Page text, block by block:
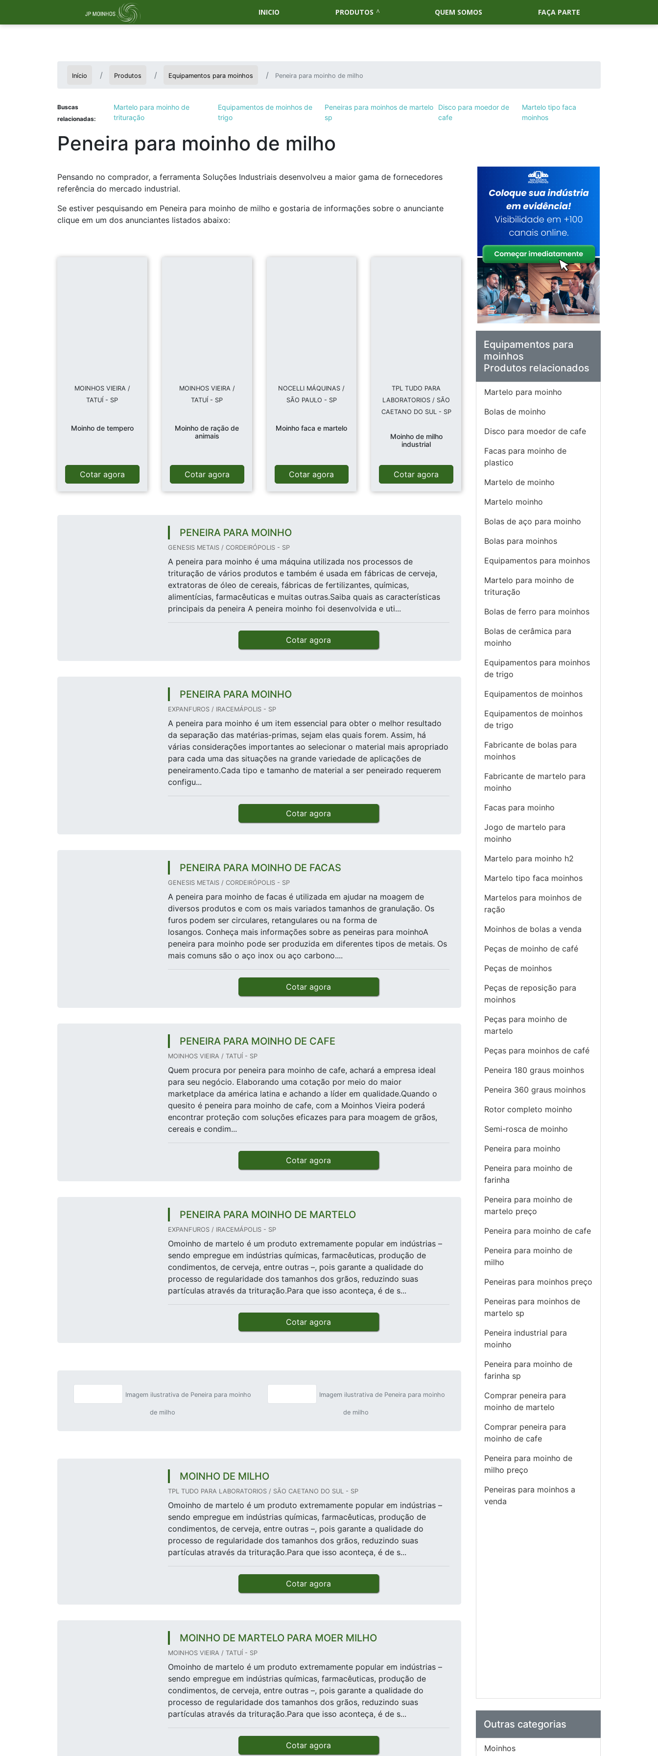
INICIO PRODUTOS QUEM SOMOS FAÇA PARTE
Início Produtos Equipamentos para moinhos Peneira para moinho de milho
Buscas
relacionadas:
Martelo para moinho de
trituração
Equipamentos de moinhos de
trigo
Peneiras para moinhos de martelo
sp
Disco para moedor de
cafe
Martelo tipo faca
moinhos
Peneira para moinho de milho
Pensando no comprador, a ferramenta Soluções Industriais desenvolveu a maior gama de fornecedores
referência do mercado industrial.
Se estiver pesquisando em Peneira para moinho de milho e gostaria de informações sobre o anunciante
clique em um dos anunciantes listados abaixo:
MOINHOS VIEIRA /
TATUÍ - SP
Moinho de tempero
Cotar agora
MOINHOS VIEIRA /
TATUÍ - SP
Moinho de ração de
animais
Cotar agora
NOCELLI MÁQUINAS /
SÃO PAULO - SP
Moinho faca e martelo
Cotar agora
TPL TUDO PARA
LABORATORIOS / SÃO
CAETANO DO SUL - SP
Moinho de milho
industrial
Cotar agora
PENEIRA PARA MOINHO
GENESIS METAIS / CORDEIRÓPOLIS - SP
A peneira para moinho é uma máquina utilizada nos processos de
trituração de vários produtos e também é usada em fábricas de cerveja,
extratoras de óleo de cereais, fábricas de fertilizantes, químicas,
alimentícias, farmacêuticas e muitas outras.Saiba quais as características
principais da peneira A peneira moinho foi desenvolvida e uti...
Cotar agora
PENEIRA PARA MOINHO
EXPANFUROS / IRACEMÁPOLIS - SP
A peneira para moinho é um item essencial para obter o melhor resultado
da separação das matérias-primas, sejam elas quais forem. Assim, há
várias considerações importantes ao selecionar o material mais apropriado
para cada uma das situações na grande variedade de aplicações de
peneiramento.Cada tipo e tamanho de material a ser peneirado requerem
configu...
Cotar agora
PENEIRA PARA MOINHO DE FACAS
GENESIS METAIS / CORDEIRÓPOLIS - SP
A peneira para moinho de facas é utilizada em ajudar na moagem de
diversos produtos e com os mais variados tamanhos de granulação. Os
furos podem ser circulares, retangulares ou na forma de
losangos. Conheça mais informações sobre as peneiras para moinhoA
peneira para moinho pode ser produzida em diferentes tipos de metais. Os
mais comuns são o aço inox ou aço carbono....
Cotar agora
PENEIRA PARA MOINHO DE CAFE
MOINHOS VIEIRA / TATUÍ - SP
Quem procura por peneira para moinho de cafe, achará a empresa ideal
para seu negócio. Elaborando uma cotação por meio do maior
marketplace da américa latina e achando a líder em qualidade.Quando o
quesito é peneira para moinho de cafe, com a Moinhos Vieira poderá
encontrar proteção com soluções eficazes para para moagem de grãos,
cereais e condim...
Cotar agora
PENEIRA PARA MOINHO DE MARTELO
EXPANFUROS / IRACEMÁPOLIS - SP
Omoinho de martelo é um produto extremamente popular em indústrias –
sendo empregue em indústrias químicas, farmacêuticas, produção de
condimentos, de cerveja, entre outras –, pois garante a qualidade do
processo de regularidade dos tamanhos dos grãos, reduzindo suas
partículas através da trituração.Para que isso aconteça, é de s...
Cotar agora
Imagem ilustrativa de Peneira para moinho
de milho
Imagem ilustrativa de Peneira para moinho
de milho
MOINHO DE MILHO
TPL TUDO PARA LABORATORIOS / SÃO CAETANO DO SUL - SP
Omoinho de martelo é um produto extremamente popular em indústrias –
sendo empregue em indústrias químicas, farmacêuticas, produção de
condimentos, de cerveja, entre outras –, pois garante a qualidade do
processo de regularidade dos tamanhos dos grãos, reduzindo suas
partículas através da trituração.Para que isso aconteça, é de s...
Cotar agora
MOINHO DE MARTELO PARA MOER MILHO
MOINHOS VIEIRA / TATUÍ - SP
Omoinho de martelo é um produto extremamente popular em indústrias –
sendo empregue em indústrias químicas, farmacêuticas, produção de
condimentos, de cerveja, entre outras –, pois garante a qualidade do
processo de regularidade dos tamanhos dos grãos, reduzindo suas
partículas através da trituração.Para que isso aconteça, é de s...
Cotar agora
Equipamentos para
moinhos
Produtos relacionados
Martelo para moinho
Bolas de moinho
Disco para moedor de cafe
Facas para moinho de
plastico
Martelo de moinho
Martelo moinho
Bolas de aço para moinho
Bolas para moinhos
Equipamentos para moinhos
Martelo para moinho de
trituração
Bolas de ferro para moinhos
Bolas de cerâmica para
moinho
Equipamentos para moinhos
de trigo
Equipamentos de moinhos
Equipamentos de moinhos
de trigo
Fabricante de bolas para
moinhos
Fabricante de martelo para
moinho
Facas para moinho
Jogo de martelo para
moinho
Martelo para moinho h2
Martelo tipo faca moinhos
Martelos para moinhos de
ração
Moinhos de bolas a venda
Peças de moinho de café
Peças de moinhos
Peças de reposição para
moinhos
Peças para moinho de
martelo
Peças para moinhos de café
Peneira 180 graus moinhos
Peneira 360 graus moinhos
Rotor completo moinho
Semi-rosca de moinho
Peneira para moinho
Peneira para moinho de
farinha
Peneira para moinho de
martelo preço
Peneira para moinho de cafe
Peneira para moinho de
milho
Peneiras para moinhos preço
Peneiras para moinhos de
martelo sp
Peneira industrial para
moinho
Peneira para moinho de
farinha sp
Comprar peneira para
moinho de martelo
Comprar peneira para
moinho de cafe
Peneira para moinho de
milho preço
Peneiras para moinhos a
venda
Outras categorias
Moinhos